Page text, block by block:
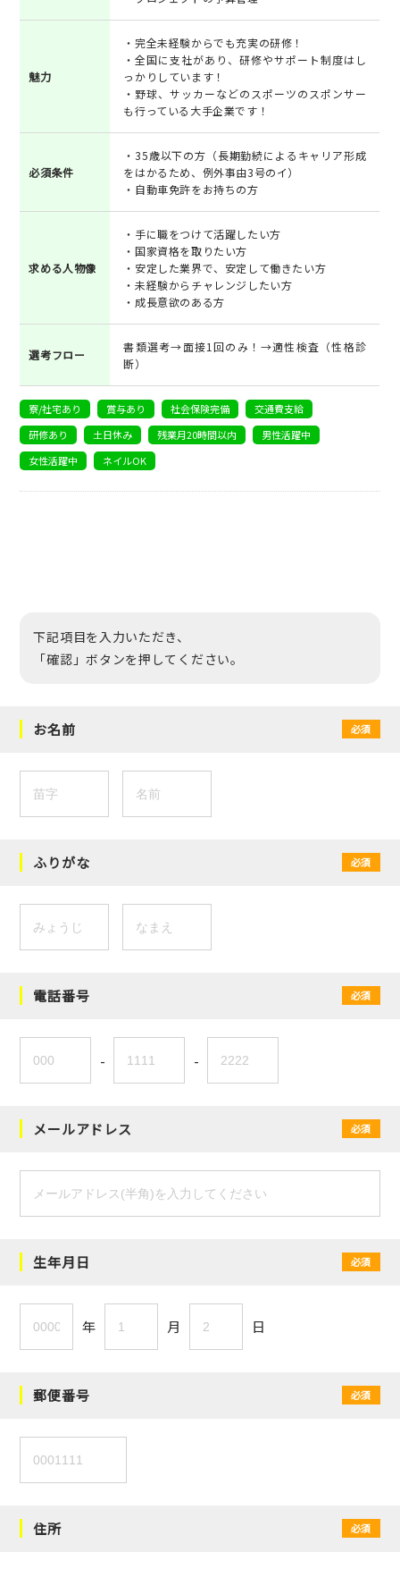
魅力
・完全未経験からでも充実の研修！
・全国に支社があり、研修やサポート制度はし
っかりしています！
・野球、サッカーなどのスポーツのスポンサー
も行っている大手企業です！
必須条件
・35歳以下の方（長期勤続によるキャリア形成
をはかるため、例外事由3号のイ）
・自動車免許をお持ちの方
求める人物像
・手に職をつけて活躍したい方
・国家資格を取りたい方
・安定した業界で、安定して働きたい方
・未経験からチャレンジしたい方
・成長意欲のある方
選考フロー
書類選考→面接1回のみ！→適性検査（性格診
断）
寮/社宅あり 賞与あり 社会保険完備
交通費支給
研修あり
土日休み 残業月20時間以内
男性活躍中
女性活躍中
ネイルOK
下記項目を入力いただき、
「確認」ボタンを押してください。
お名前 必須
ふりがな 必須
電話番号 必須
- -
メールアドレス 必須
生年月日 必須
年 月 日
郵便番号 必須
住所 必須